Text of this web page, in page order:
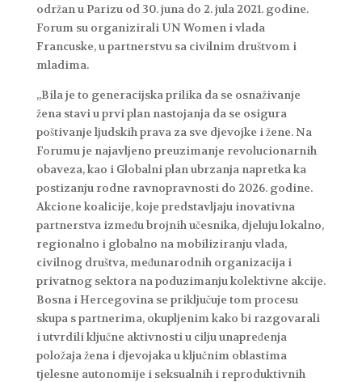
održan u Parizu od 30. juna do 2. jula 2021. godine.
Forum su organizirali UN Women i vlada
Francuske, u partnerstvu sa civilnim društvom i
mladima.
„Bila je to generacijska prilika da se osnaživanje
žena stavi u prvi plan nastojanja da se osigura
poštivanje ljudskih prava za sve djevojke i žene. Na
Forumu je najavljeno preuzimanje revolucionarnih
obaveza, kao i Globalni plan ubrzanja napretka ka
postizanju rodne ravnopravnosti do 2026. godine.
Akcione koalicije, koje predstavljaju inovativna
partnerstva između brojnih učesnika, djeluju lokalno,
regionalno i globalno na mobiliziranju vlada,
civilnog društva, međunarodnih organizacija i
privatnog sektora na poduzimanju kolektivne akcije.
Bosna i Hercegovina se priključuje tom procesu
skupa s partnerima, okupljenim kako bi razgovarali
i utvrdili ključne aktivnosti u cilju unapređenja
položaja žena i djevojaka u ključnim oblastima
tjelesne autonomije i seksualnih i reproduktivnih